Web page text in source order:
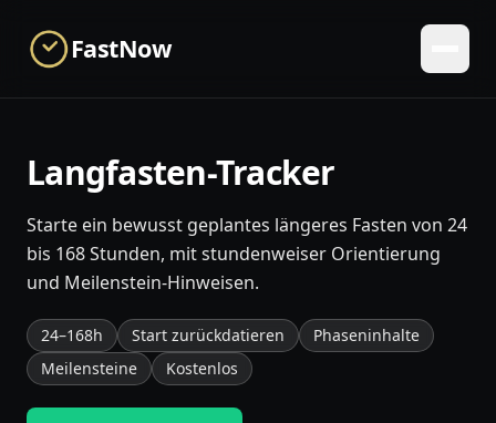
FastNow
Langfasten-Tracker
Starte ein bewusst geplantes längeres Fasten von 24
bis 168 Stunden, mit stundenweiser Orientierung
und Meilenstein-Hinweisen.
24–168h Start zurückdatieren
Phaseninhalte
Meilensteine
Kostenlos